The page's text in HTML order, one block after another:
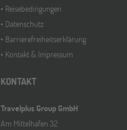
Reisebedingungen
Datenschutz
Barrierefreiheitserklärung
Kontakt & Impressum
KONTAKT
Travelplus Group GmbH
Am Mittelhafen 32